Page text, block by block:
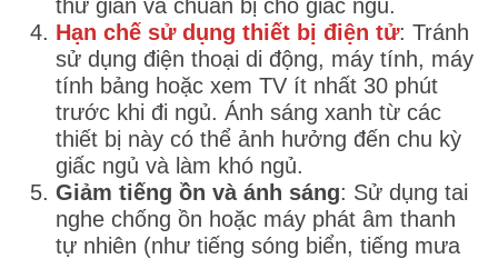
thư giãn và chuẩn bị cho giấc ngủ.
Hạn chế sử dụng thiết bị điện tử: Tránh
sử dụng điện thoại di động, máy tính, máy
tính bảng hoặc xem TV ít nhất 30 phút
trước khi đi ngủ. Ánh sáng xanh từ các
thiết bị này có thể ảnh hưởng đến chu kỳ
giấc ngủ và làm khó ngủ.
Giảm tiếng ồn và ánh sáng: Sử dụng tai
nghe chống ồn hoặc máy phát âm thanh
tự nhiên (như tiếng sóng biển, tiếng mưa